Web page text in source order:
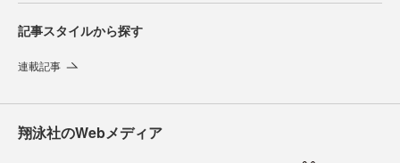
記事スタイルから探す
連載記事
翔泳社のWebメディア